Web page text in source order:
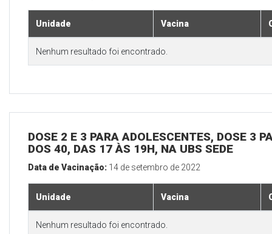
Unidade Vacina
Nenhum resultado foi encontrado.
DOSE 2 E 3 PARA ADOLESCENTES, DOSE 3
DOS 40, DAS 17 ÀS 19H, NA UBS SEDE
Data de Vacinação: 14 de setembro de 2022
Unidade Vacina
Nenhum resultado foi encontrado.